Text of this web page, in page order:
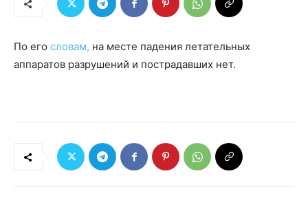
По его словам, на месте падения летательных
аппаратов разрушений и пострадавших нет.